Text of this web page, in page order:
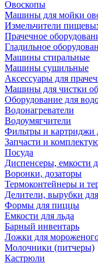
Овоскопы
Машины для мойки
Измельчители
Прачечное
Гладильное
Машины стиральные
Машины сушильные
Аксессуары для
Машины для чистки
Оборудование для
Водонагреватели
Водоумягчители
Фильтры и картриджи
Запчасти и
Посуда
Диспенсеры, емкости
Воронки, дозаторы
Термоконтейнеры и
Делители, вырубки для
Формы для пиццы
Емкости для льда
Барный инвентарь
Ложки для
Молочники (питчеры)
Кастрюли